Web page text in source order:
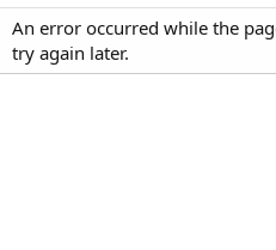
An error occurred while the
try again later.